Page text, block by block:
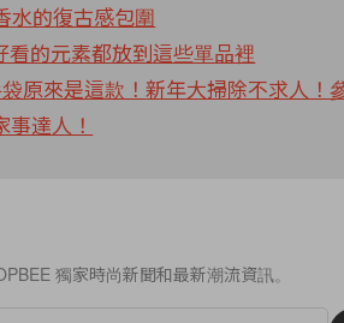
水的復古感包圍
的元素都放到這些單品裡
原來是這款！新年大掃除不求人！
達人！
獨家時尚新聞和最新潮流資訊。